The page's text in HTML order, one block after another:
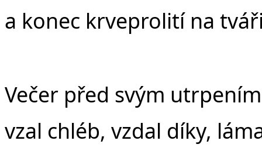
a konec krveprolití na
Večer před svým utrpením
vzal chléb, vzdal díky,